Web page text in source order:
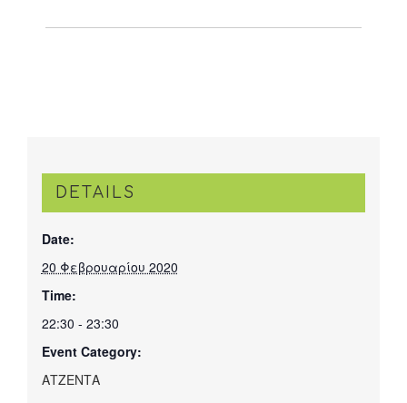
DETAILS
Date:
20 Φεβρουαρίου 2020
Time:
22:30 - 23:30
Event Category:
ΑΤΖΕΝΤΑ